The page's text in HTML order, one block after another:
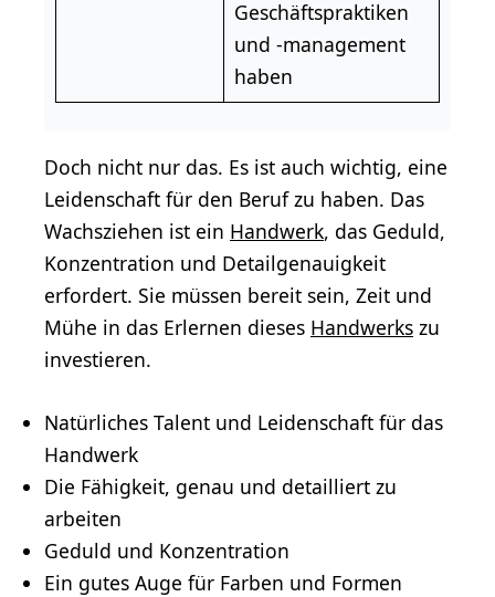
Geschäftspraktiken
und -management
haben
Doch nicht nur das. Es ist auch wichtig, eine
Leidenschaft für den Beruf zu haben. Das
Wachsziehen ist ein Handwerk, das Geduld,
Konzentration und Detailgenauigkeit
erfordert. Sie müssen bereit sein, Zeit und
Mühe in das Erlernen dieses Handwerks zu
investieren.
Natürliches Talent und Leidenschaft für das
Handwerk
Die Fähigkeit, genau und detailliert zu
arbeiten
Geduld und Konzentration
Ein gutes Auge für Farben und Formen